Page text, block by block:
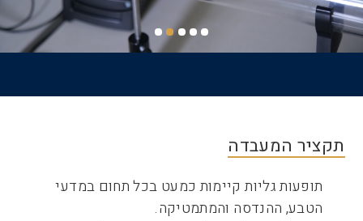
תקציר המעבדה
תופעות גליות קיימות כמעט בכל תחום במדעי
הטבע, ההנדסה והמתמטיקה.